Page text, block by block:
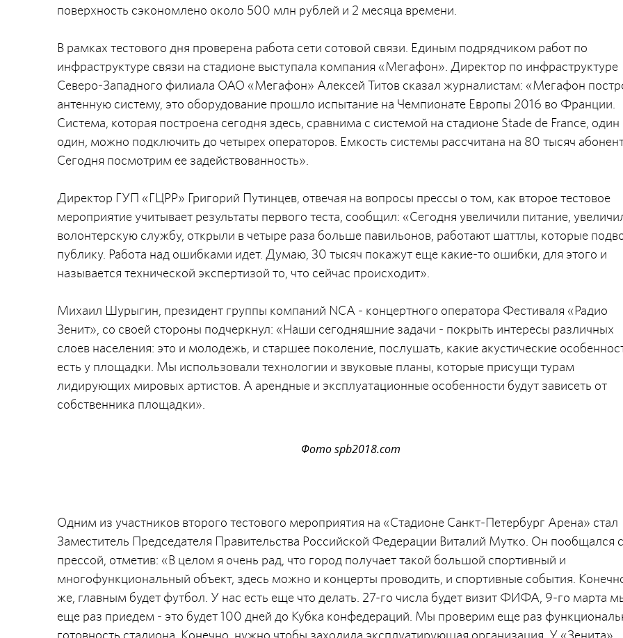
поверхность сэкономлено около 500 млн рублей и 2 месяца времени.
В рамках тестового дня проверена работа сети сотовой связи. Единым подрядчиком работ по
инфраструктуре связи на стадионе выступала компания «Мегафон». Директор по инфраструктуре
Северо-Западного филиала ОАО «Мегафон» Алексей Титов сказал журналистам: «Мегафон
антенную систему, это оборудование прошло испытание на Чемпионате Европы 2016 во Франции.
Система, которая построена сегодня здесь, сравнима с системой на стадионе Stade de France, один
один, можно подключить до четырех операторов. Емкость системы рассчитана на 80 тысяч
Сегодня посмотрим ее задействованность».
Директор ГУП «ГЦРР» Григорий Путинцев, отвечая на вопросы прессы о том, как второе тестовое
мероприятие учитывает результаты первого теста, сообщил: «Сегодня увеличили питание,
волонтерскую службу, открыли в четыре раза больше павильонов, работают шаттлы, которые
публику. Работа над ошибками идет. Думаю, 30 тысяч покажут еще какие-то ошибки, для этого и
называется технической экспертизой то, что сейчас происходит».
Михаил Шурыгин, президент группы компаний NCA - концертного оператора Фестиваля «Радио
Зенит», со своей стороны подчеркнул: «Наши сегодняшние задачи - покрыть интересы различных
слоев населения: это и молодежь, и старшее поколение, послушать, какие акустические
есть у площадки. Мы использовали технологии и звуковые планы, которые присущи турам
лидирующих мировых артистов. А арендные и эксплуатационные особенности будут зависеть от
собственника площадки».
Фото spb2018.com
Одним из участников второго тестового мероприятия на «Стадионе Санкт-Петербург Арена» стал
Заместитель Председателя Правительства Российской Федерации Виталий Мутко. Он пообщался с
прессой, отметив: «В целом я очень рад, что город получает такой большой спортивный и
многофункциональный объект, здесь можно и концерты проводить, и спортивные события.
же, главным будет футбол. У нас есть еще что делать. 27-го числа будет визит ФИФА, 9-го марта
еще раз приедем - это будет 100 дней до Кубка конфедераций. Мы проверим еще раз
готовность стадиона. Конечно, нужно чтобы заходила эксплуатирующая организация. У «Зенита»,